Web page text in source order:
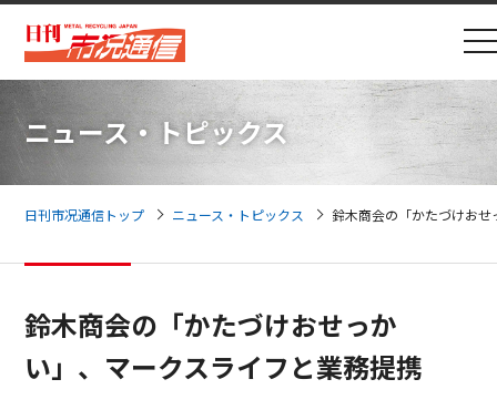
ニュース・トピックス
日刊市况通信トップ ニュース・トピックス 鈴木商会の「かたづけお
鈴木商会の「かたづけおせっか
い」、マークスライフと業務提携